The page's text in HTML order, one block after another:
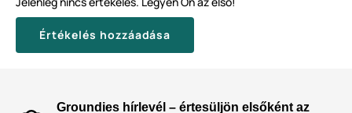
Értékelés hozzáadása
Groundies hírlevél – értesüljön elsőként az